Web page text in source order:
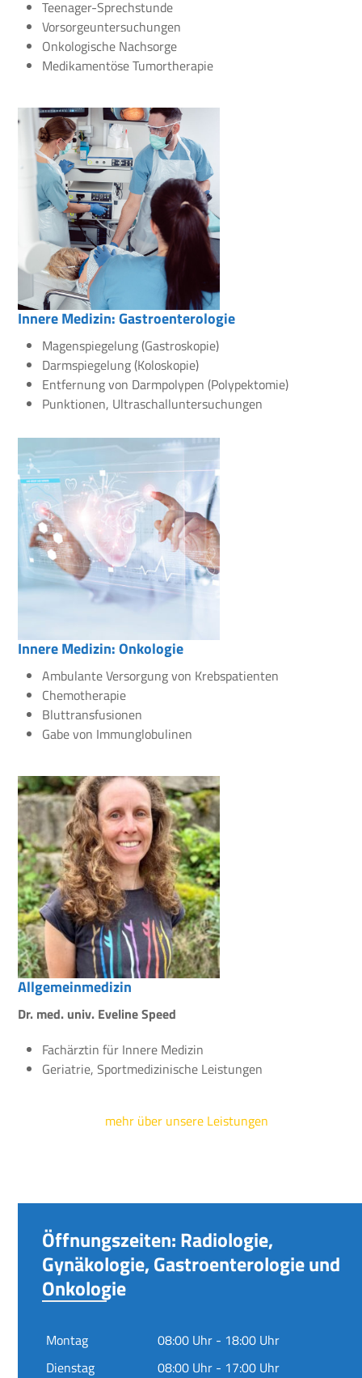
Teenager-Sprechstunde
Vorsorgeuntersuchungen
Onkologische Nachsorge
Medikamentöse Tumortherapie
Innere Medizin: Gastroenterologie
Magenspiegelung (Gastroskopie)
Darmspiegelung (Koloskopie)
Entfernung von Darmpolypen (Polypektomie)
Punktionen, Ultraschalluntersuchungen
Innere Medizin: Onkologie
Ambulante Versorgung von Krebspatienten
Chemotherapie
Bluttransfusionen
Gabe von Immunglobulinen
Allgemeinmedizin
Dr. med. univ. Eveline Speed
Fachärztin für Innere Medizin
Geriatrie, Sportmedizinische Leistungen
mehr über unsere Leistungen
Öffnungszeiten: Radiologie,
Gynäkologie, Gastroenterologie und
Onkologie
Montag
08:00 Uhr - 18:00 Uhr
Dienstag
08:00 Uhr - 17:00 Uhr